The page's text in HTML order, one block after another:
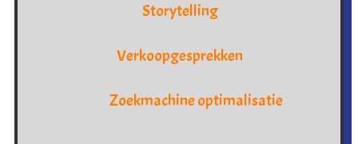
Storytelling
Verkoopgesprekken
Zoekmachine optimalisatie